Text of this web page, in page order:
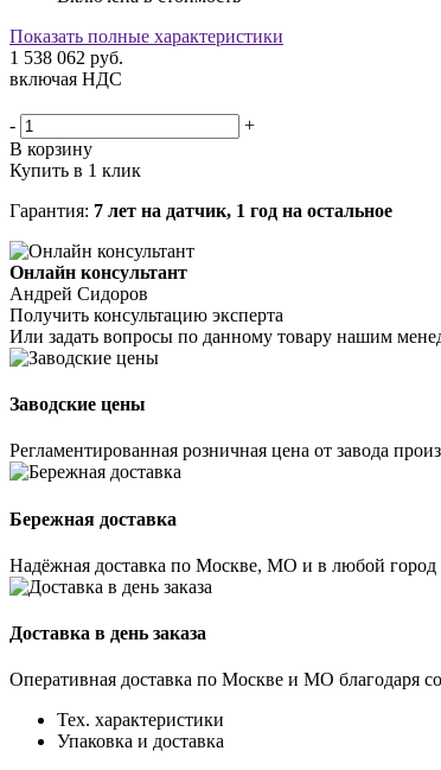
Показать полные характеристики
1 538 062 руб.
включая НДС
-
+
В корзину
Купить в 1 клик
Гарантия: 7 лет на датчик, 1 год на остальное
Онлайн консультант
Андрей Сидоров
Получить консультацию эксперта
Или задать вопросы по данному товару нашим
Заводские цены
Регламентированная розничная цена от завода
Бережная доставка
Надёжная доставка по Москве, МО и в любой город
Доставка в день заказа
Оперативная доставка по Москве и МО благодаря
Тех. характеристики
Упаковка и доставка